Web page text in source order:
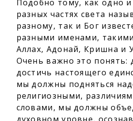
Подобно тому, как одно
разных частях света
разному, так и Бог
разными именами,
Аллах, Адонай, Кришна и
Очень важно это понять:
достичь настоящего
мы должны подняться
религиозными,
словами, мы должны